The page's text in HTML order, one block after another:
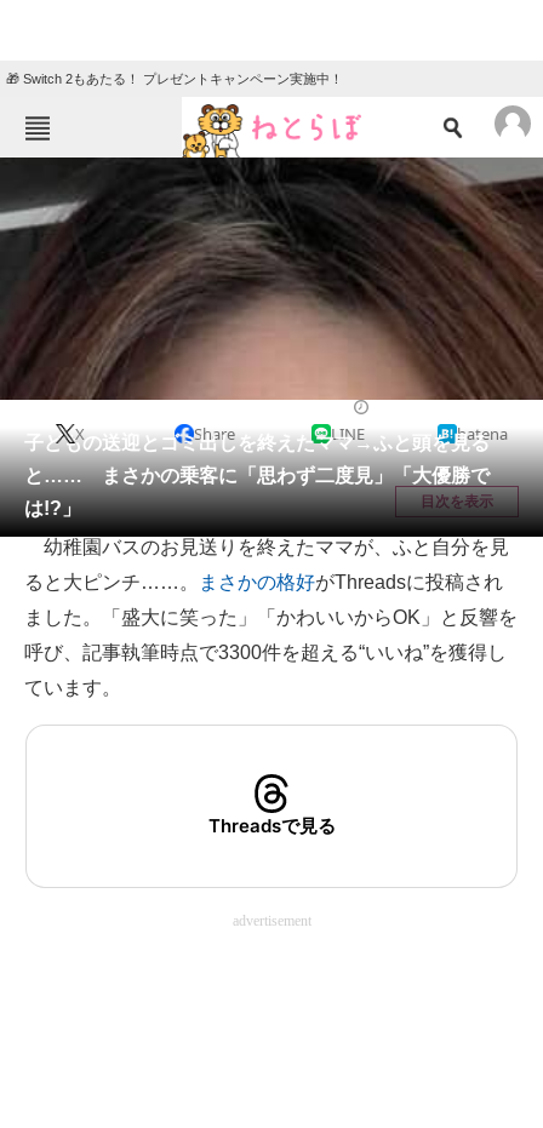
🎁 Switch 2もあたる！ プレゼントキャンペーン実施中！
ねとらぼメニュー
TOP ニュース
クイズ
グルメ 地域
住まい
会員記事
メディア
注目記事を集めた総合ページ
ITの今と未来を見通す
スマホと通信の最新トレンド
進化するPCとデバイスの未来
子どもの送迎とゴミ出しを終えたママ→ふと頭を見る
と…… まさかの乗客に「思わず二度見」「大優勝で
は!?」
X Share LINE hatena
目次を表示
幼稚園バスのお見送りを終えたママが、ふと自分を見
ると大ピンチ……。
まさかの格好がThreadsに投稿され
ました。「盛大に笑った」「かわいいからOK」と反響を
呼び、記事執筆時点で3300件を超える“いいね”を獲得し
ています。
Threadsで見る
advertisement